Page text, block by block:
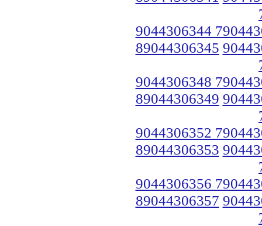
9044306344
89044306345
9044306348
89044306349
9044306352
89044306353
9044306356
89044306357